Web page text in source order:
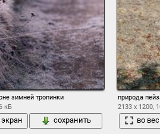
зимней тропинки
кБ
сохранить
природа
2133 x 1200,
во